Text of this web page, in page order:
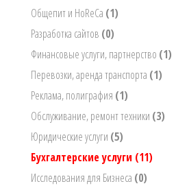
Общепит и HoReCa (1)
Разработка сайтов (0)
Финансовые услуги, партнерство (1)
Перевозки, аренда транспорта (1)
Реклама, полиграфия (1)
Обслуживание, ремонт техники (3)
Юридические услуги (5)
Бухгалтерские услуги (11)
Исследования для Бизнеса (0)